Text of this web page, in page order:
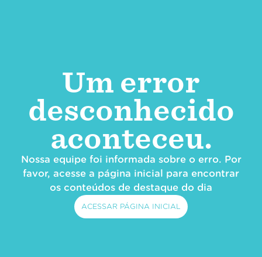
Um error
desconhecido
aconteceu.
Nossa equipe foi informada sobre o erro. Por
favor, acesse a página inicial para encontrar
os conteúdos de destaque do dia
ACESSAR PÁGINA INICIAL